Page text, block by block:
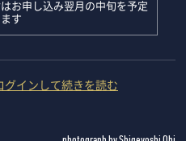
お申し込み翌月の中旬を予定
す
インして続きを読む